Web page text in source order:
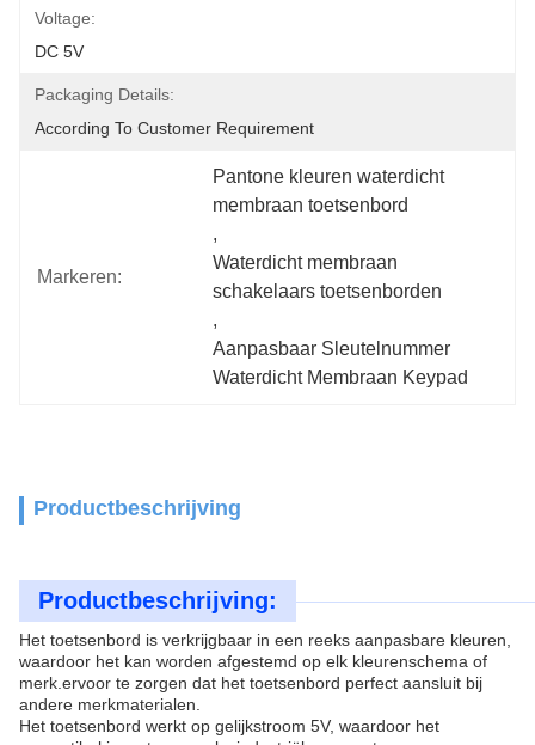
Voltage:
DC 5V
Packaging Details:
According To Customer Requirement
Markeren:
Pantone kleuren waterdicht
membraan toetsenbord
,
Waterdicht membraan
schakelaars toetsenborden
,
Aanpasbaar Sleutelnummer
Waterdicht Membraan Keypad
Productbeschrijving
Productbeschrijving:
Het toetsenbord is verkrijgbaar in een reeks aanpasbare kleuren,
waardoor het kan worden afgestemd op elk kleurenschema of
merk.ervoor te zorgen dat het toetsenbord perfect aansluit bij
andere merkmaterialen.
Het toetsenbord werkt op gelijkstroom 5V, waardoor het